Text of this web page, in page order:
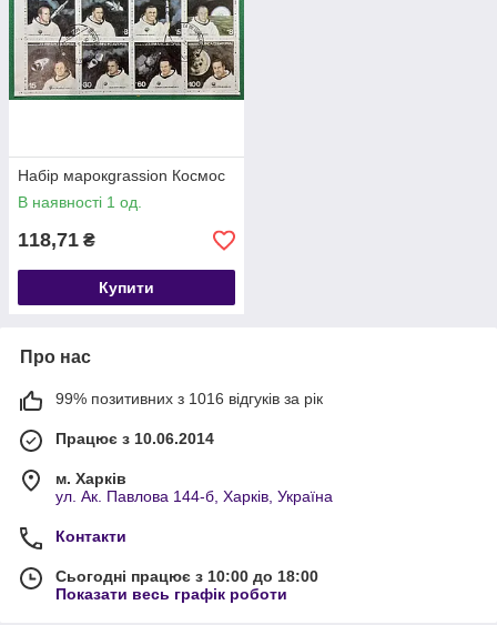
Набір марокgrassion Космос
В наявності 1 од.
118,71 ₴
Купити
Про нас
99% позитивних з 1016 відгуків за рік
Працює з 10.06.2014
м. Харків
ул. Ак. Павлова 144-б, Харків, Україна
Контакти
Сьогодні працює з 10:00 до 18:00
Показати весь графік роботи